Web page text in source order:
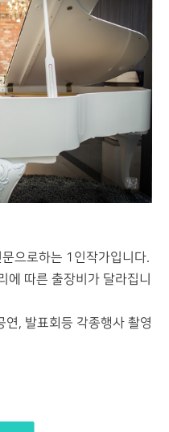
으로하는 1인작가입니다.
에 따른 출장비가 달라집니
연, 발표회등 각종행사 촬영